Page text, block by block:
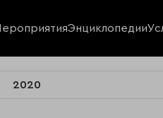
Энциклопедии
2020